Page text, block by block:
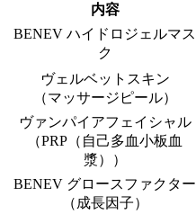
内容
BENEV ハイドロジェルマス
ク
ヴェルベットスキン
（マッサージピール）
ヴァンパイアフェイシャル
（PRP（自己多血小板血
漿））
BENEV グロースファクター
（成長因子）